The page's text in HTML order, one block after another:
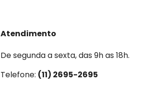
Atendimento
De segunda a sexta, das 9h as 18h.
Telefone: (11) 2695-2695